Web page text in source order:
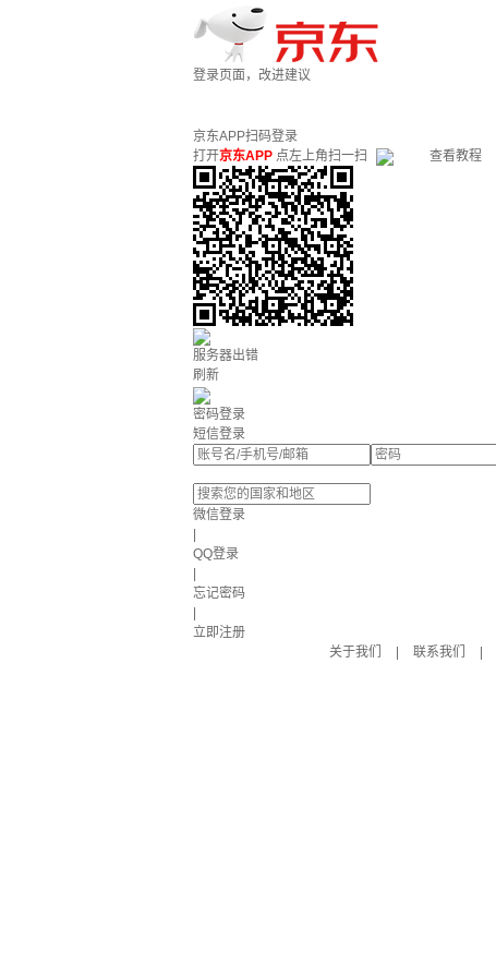
登录页面，改进建议
京东APP扫码登录
打开京东APP 点左上角扫一扫 查看教程
服务器出错
刷新
密码登录
短信登录
微信登录
QQ登录
忘记密码
立即注册
关于我们
联系我们